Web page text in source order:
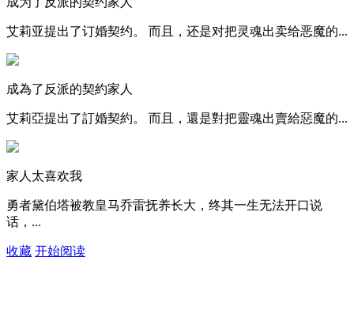
艾莉亚提出了订婚契约。 而且，还是对把灵魂出卖给恶魔的...
成為了反派的契約家人
艾莉亞提出了訂婚契約。 而且，還是對把靈魂出賣給惡魔的...
家人太喜欢我
勇者黛伯塔被教皇马乔雷抚养长大，终其一生无法开口说
话，...
收藏 开始阅读